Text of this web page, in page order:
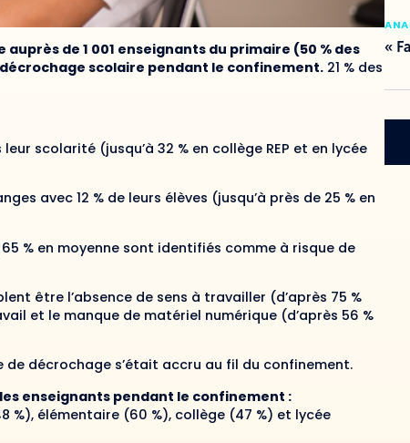
auprès de 1 001 enseignants du primaire (50 % des
scolaire pendant le confinement. 21 % des
scolarité (jusqu’à 32 % en collège REP et en lycée
avec 12 % de leurs élèves (jusqu’à près de 25 % en
% en moyenne sont identifiés comme à risque de
être l’absence de sens à travailler (d’après 75 %
et le manque de matériel numérique (d’après 56 %
décrochage s’était accru au fil du confinement.
enseignants pendant le confinement :
%), élémentaire (60 %), collège (47 %) et lycée
«